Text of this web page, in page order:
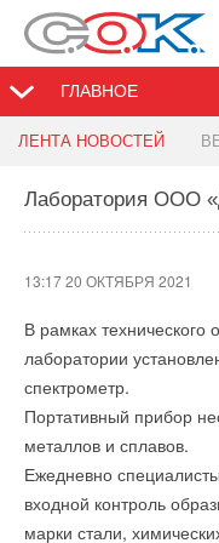
ГЛАВНОЕ
ЛЕНТА НОВОСТЕЙ
Лаборатория ООО
13:17 20 ОКТЯБРЯ 2021
В рамках
лаборатории
спектрометр.
Портативный прибор
металлов и сплавов.
Ежедневно
входной контроль
марки стали,
Локализация
13:11 20 ОКТЯБРЯ 2021
Победители
13:00 20 ОКТЯБРЯ 2021
Водородную
13:08 19 ОКТЯБРЯ 2021
В Сантрек
13:02 19 ОКТЯБРЯ 2021